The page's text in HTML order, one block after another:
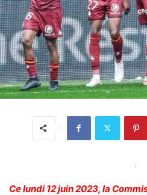
Ce lundi 12 juin 2023, la